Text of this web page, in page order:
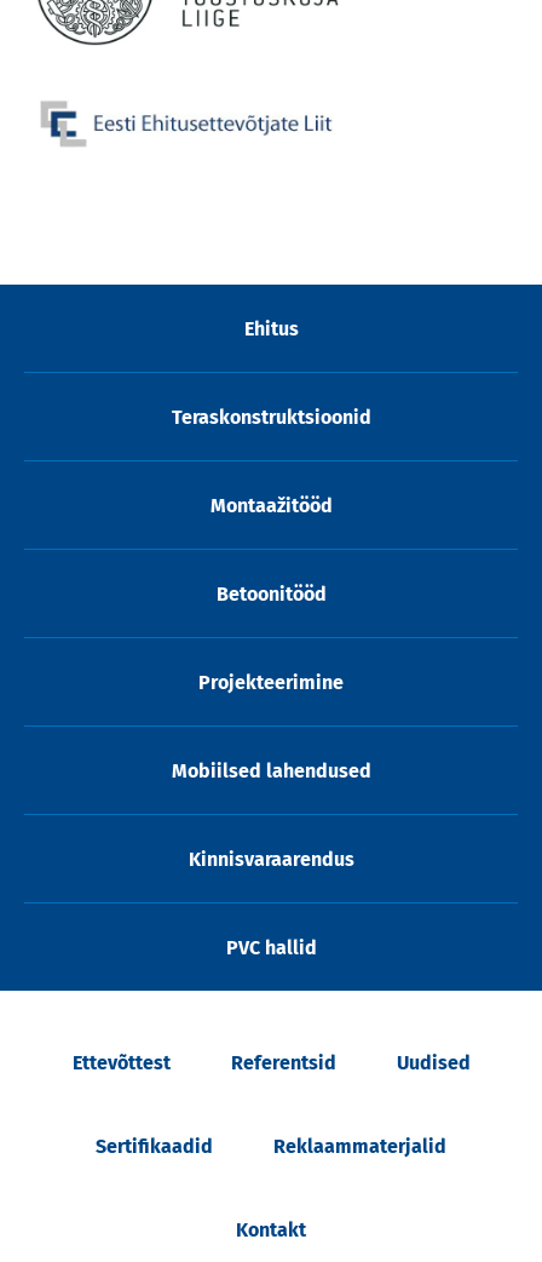
Ehitus
Teraskonstruktsioonid
Montaažitööd
Betoonitööd
Projekteerimine
Mobiilsed lahendused
Kinnisvaraarendus
PVC hallid
Ettevõttest Referentsid Uudised
Sertifikaadid Reklaammaterjalid
Kontakt